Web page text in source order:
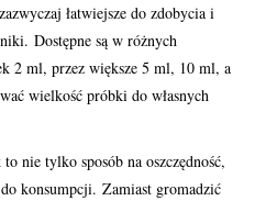
łatwiejsze do zdobycia i
Dostępne są w różnych
2 ml, przez większe 5 ml, 10 ml, a
wielkość próbki do własnych
nie tylko sposób na oszczędność,
konsumpcji. Zamiast gromadzić